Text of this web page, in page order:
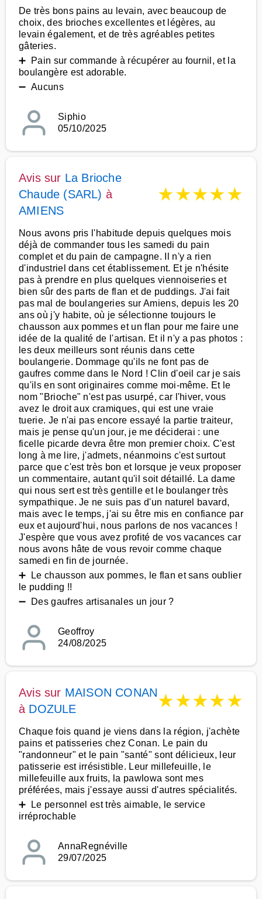
De très bons pains au levain, avec beaucoup de
choix, des brioches excellentes et légères, au
levain également, et de très agréables petites
gâteries.
➕ Pain sur commande à récupérer au fournil, et la
boulangère est adorable.
➖ Aucuns
Siphio
05/10/2025
Avis sur La Brioche
Chaude (SARL) à
AMIENS
★★★★★
Nous avons pris l'habitude depuis quelques mois
déjà de commander tous les samedi du pain
complet et du pain de campagne. Il n'y a rien
d'industriel dans cet établissement. Et je n'hésite
pas à prendre en plus quelques viennoiseries et
bien sûr des parts de flan et de puddings. J'ai fait
pas mal de boulangeries sur Amiens, depuis les 20
ans où j'y habite, où je sélectionne toujours le
chausson aux pommes et un flan pour me faire une
idée de la qualité de l'artisan. Et il n'y a pas photos :
les deux meilleurs sont réunis dans cette
boulangerie. Dommage qu'ils ne font pas de
gaufres comme dans le Nord ! Clin d'oeil car je sais
qu'ils en sont originaires comme moi-même. Et le
nom "Brioche" n'est pas usurpé, car l'hiver, vous
avez le droit aux cramiques, qui est une vraie
tuerie. Je n'ai pas encore essayé la partie traiteur,
mais je pense qu'un jour, je me déciderai : une
ficelle picarde devra être mon premier choix. C'est
long à me lire, j'admets, néanmoins c'est surtout
parce que c'est très bon et lorsque je veux proposer
un commentaire, autant qu'il soit détaillé. La dame
qui nous sert est très gentille et le boulanger très
sympathique. Je ne suis pas d'un naturel bavard,
mais avec le temps, j'ai su être mis en confiance par
eux et aujourd'hui, nous parlons de nos vacances !
J'espère que vous avez profité de vos vacances car
nous avons hâte de vous revoir comme chaque
samedi en fin de journée.
➕ Le chausson aux pommes, le flan et sans oublier
le pudding !!
➖ Des gaufres artisanales un jour ?
Geoffroy
24/08/2025
Avis sur MAISON CONAN
à DOZULE ★★★★★
Chaque fois quand je viens dans la région, j'achète
pains et patisseries chez Conan. Le pain du
"randonneur" et le pain "santé" sont délicieux, leur
patisserie est irrésistible. Leur millefeuille, le
millefeuille aux fruits, la pawlowa sont mes
préférées, mais j'essaye aussi d'autres spécialités.
➕ Le personnel est très aimable, le service
irréprochable
AnnaRegnéville
29/07/2025